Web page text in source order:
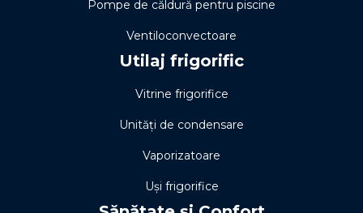
Pompe de căldură pentru piscine
Ventiloconvectoare
Utilaj frigorific
Vitrine frigorifice
Unități de condensare
Vaporizatoare
Uși frigorifice